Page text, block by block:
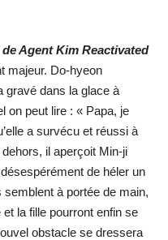
de Agent Kim Reactivated
majeur. Do-hyeon
gravé dans la glace à
on peut lire : « Papa, je
a survécu et réussi à
dehors, il aperçoit Min-ji
de héler un
à portée de main,
la fille pourront enfin se
obstacle se dressera